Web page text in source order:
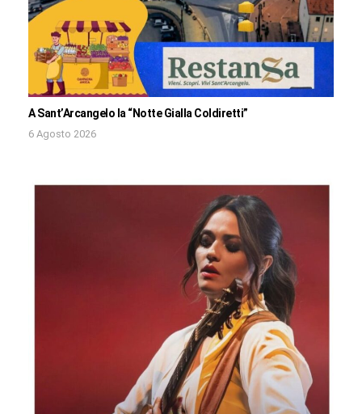
A Sant’Arcangelo la “Notte Gialla Coldiretti”
6 Agosto 2026